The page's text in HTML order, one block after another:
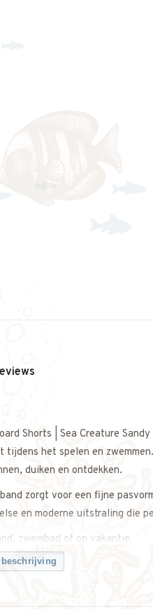
Shorts | Sea Creature
het spelen en
duiken en ontdekken.
zorgt voor een fijne
en moderne uitstraling die
zwembad of op vakantie.
UV-shirt of zonnehoed voor een